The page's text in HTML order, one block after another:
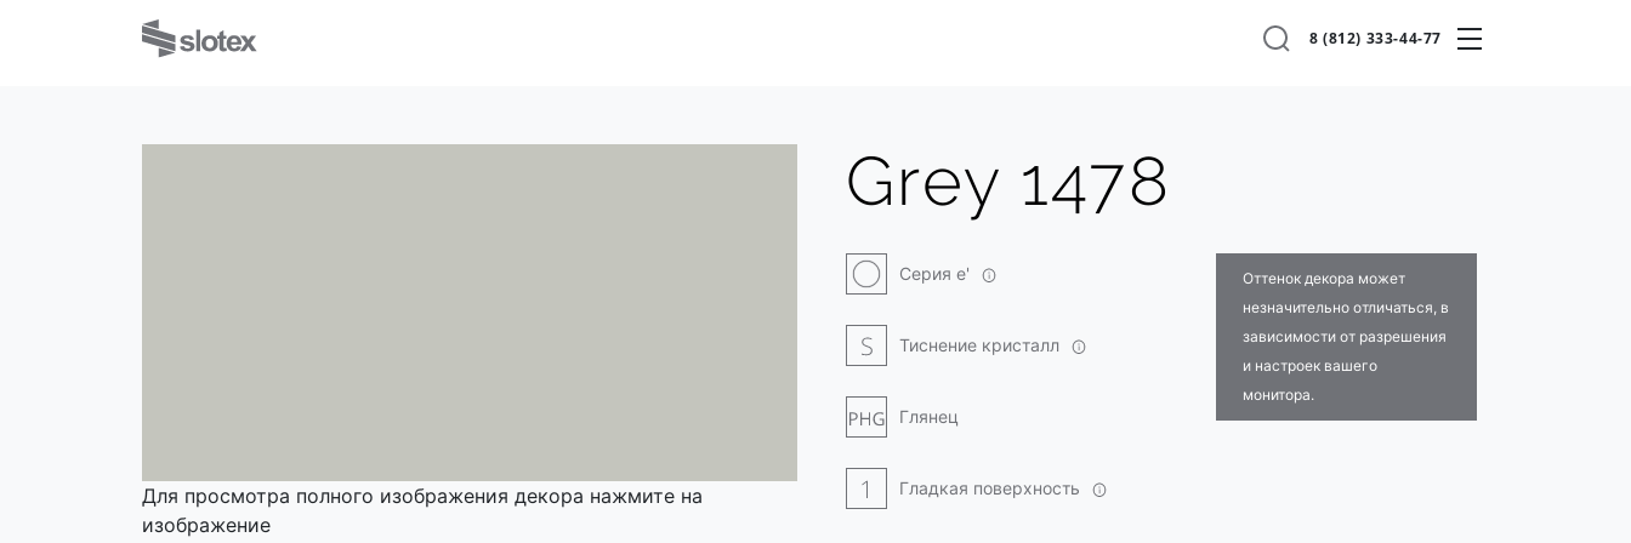
8 (812) 333-44-77
Для просмотра полного изображения декора нажмите на
изображение
Grey 1478
Серия e'
Тиснение кристалл
Глянец
Гладкая поверхность
Оттенок декора может
незначительно отличаться, в
зависимости от разрешения
и настроек вашего
монитора.